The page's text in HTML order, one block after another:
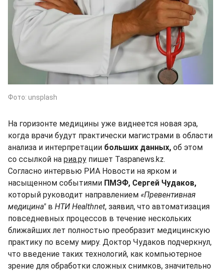
Фото: unsplash
На горизонте медицины уже виднеется новая эра,
когда врачи будут практически магистрами в области
анализа и интерпретации больших данных, об этом
со ссылкой на риа.ру пишет Taspanews.kz.
Согласно интервью РИА Новости на ярком и
насыщенном событиями ПМЭФ, Сергей Чудаков,
который руководит направлением «Превентивная
медицина" в НТИ Healthnet, заявил, что автоматизация
повседневных процессов в течение нескольких
ближайших лет полностью преобразит медицинскую
практику по всему миру. Доктор Чудаков подчеркнул,
что введение таких технологий, как компьютерное
зрение для обработки сложных снимков, значительно